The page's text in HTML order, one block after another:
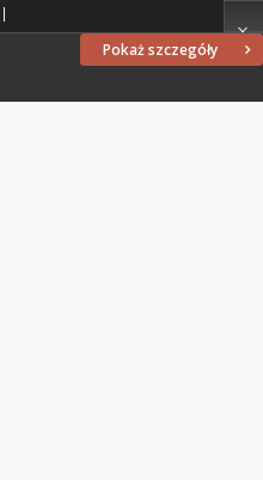
Pokaż szczegóły